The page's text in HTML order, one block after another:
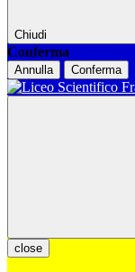
Chiudi
Conferma
Annulla Conferma
close